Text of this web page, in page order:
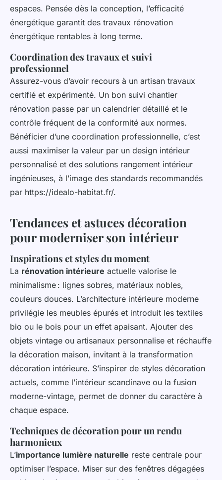
espaces. Pensée dès la conception, l’efficacité
énergétique garantit des travaux rénovation
énergétique rentables à long terme.
Coordination des travaux et suivi
professionnel
Assurez-vous d’avoir recours à un artisan travaux
certifié et expérimenté. Un bon suivi chantier
rénovation passe par un calendrier détaillé et le
contrôle fréquent de la conformité aux normes.
Bénéficier d’une coordination professionnelle, c’est
aussi maximiser la valeur par un design intérieur
personnalisé et des solutions rangement intérieur
ingénieuses, à l’image des standards recommandés
par https://idealo-habitat.fr/.
Tendances et astuces décoration
pour moderniser son intérieur
Inspirations et styles du moment
La rénovation intérieure actuelle valorise le
minimalisme : lignes sobres, matériaux nobles,
couleurs douces. L’architecture intérieure moderne
privilégie les meubles épurés et introduit les textiles
bio ou le bois pour un effet apaisant. Ajouter des
objets vintage ou artisanaux personnalise et réchauffe
la décoration maison, invitant à la transformation
décoration intérieure. S’inspirer de styles décoration
actuels, comme l’intérieur scandinave ou la fusion
moderne-vintage, permet de donner du caractère à
chaque espace.
Techniques de décoration pour un rendu
harmonieux
L’importance lumière naturelle reste centrale pour
optimiser l’espace. Miser sur des fenêtres dégagées